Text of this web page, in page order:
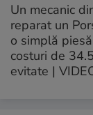
Un mecanic
reparat un
o simplă
costuri de
evitate |